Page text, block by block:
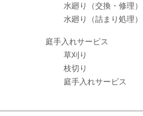
水廻り（交換・修理）
水廻り（詰まり処理）
庭手入れサービス
草刈り
枝切り
庭手入れサービス